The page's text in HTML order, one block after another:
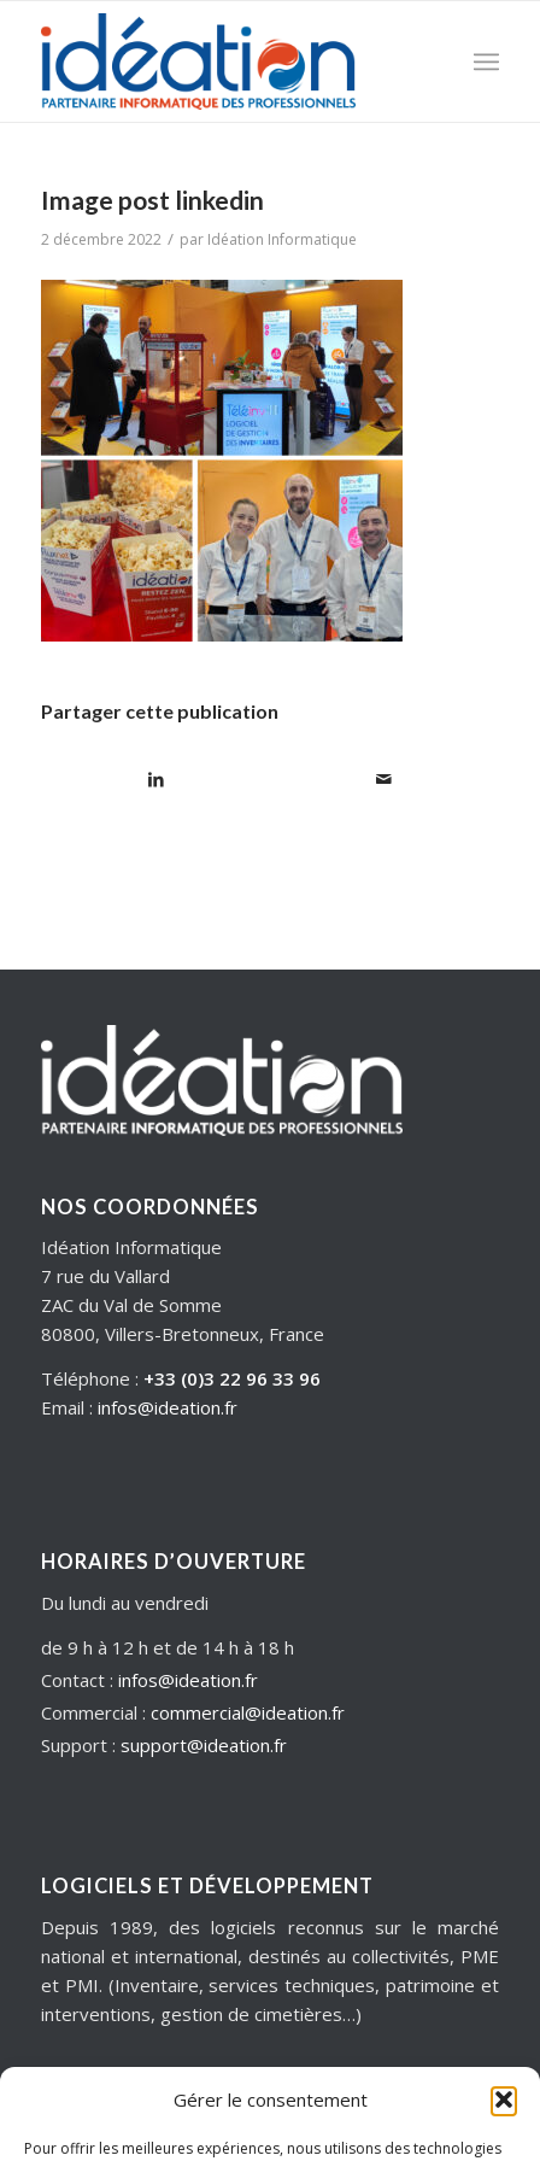
Gérer le consentement
Pour offrir les meilleures expériences, nous utilisons des technologies
Image post linkedin
2 décembre 2022 / par Idéation Informatique
Partager cette publication
NOS COORDONNÉES
Idéation Informatique
7 rue du Vallard
ZAC du Val de Somme
80800, Villers-Bretonneux, France
Téléphone : +33 (0)3 22 96 33 96
Email : infos@ideation.fr
HORAIRES D’OUVERTURE
Du lundi au vendredi
de 9 h à 12 h et de 14 h à 18 h
Contact : infos@ideation.fr
Commercial : commercial@ideation.fr
Support : support@ideation.fr
LOGICIELS ET DÉVELOPPEMENT
Depuis 1989, des logiciels reconnus sur le marché
national et international, destinés au collectivités, PME
et PMI. (Inventaire, services techniques, patrimoine et
interventions, gestion de cimetières…)
MATÉRIELS & ASSISTANCE
Installation, dépannage, assistance informatique,